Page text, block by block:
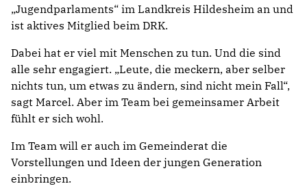
„Jugendparlaments“ im Landkreis Hildesheim an und
ist aktives Mitglied beim DRK.
Dabei hat er viel mit Menschen zu tun. Und die sind
alle sehr engagiert. „Leute, die meckern, aber selber
nichts tun, um etwas zu ändern, sind nicht mein Fall“,
sagt Marcel. Aber im Team bei gemeinsamer Arbeit
fühlt er sich wohl.
Im Team will er auch im Gemeinderat die
Vorstellungen und Ideen der jungen Generation
einbringen.